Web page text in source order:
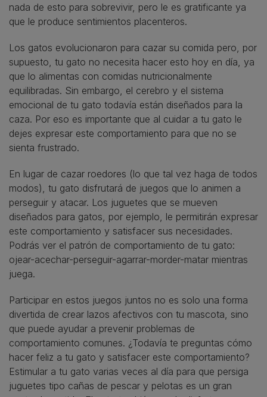
nada de esto para sobrevivir, pero le es gratificante ya
que le produce sentimientos placenteros.
Los gatos evolucionaron para cazar su comida pero, por
supuesto, tu gato no necesita hacer esto hoy en día, ya
que lo alimentas con comidas nutricionalmente
equilibradas. Sin embargo, el cerebro y el sistema
emocional de tu gato todavía están diseñados para la
caza. Por eso es importante que al cuidar a tu gato le
dejes expresar este comportamiento para que no se
sienta frustrado.
En lugar de cazar roedores (lo que tal vez haga de todos
modos), tu gato disfrutará de juegos que lo animen a
perseguir y atacar. Los juguetes que se mueven
diseñados para gatos, por ejemplo, le permitirán expresar
este comportamiento y satisfacer sus necesidades.
Podrás ver el patrón de comportamiento de tu gato:
ojear-acechar-perseguir-agarrar-morder-matar mientras
juega.
Participar en estos juegos juntos no es solo una forma
divertida de crear lazos afectivos con tu mascota, sino
que puede ayudar a prevenir problemas de
comportamiento comunes. ¿Todavía te preguntas cómo
hacer feliz a tu gato y satisfacer este comportamiento?
Estimular a tu gato varias veces al día para que persiga
juguetes tipo cañas de pescar y pelotas es un gran